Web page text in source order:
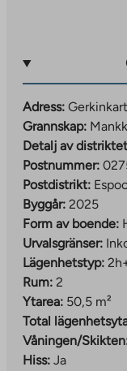
Adress:
Grannskap:
Detalj av
Postnummer:
Postdistrikt:
Byggår: 2025
Form av boende:
Urvalsgränser:
Lägenhetstyp:
Rum: 2
Ytarea: 50,5 m²
Total
Våningen/
Hiss: Ja